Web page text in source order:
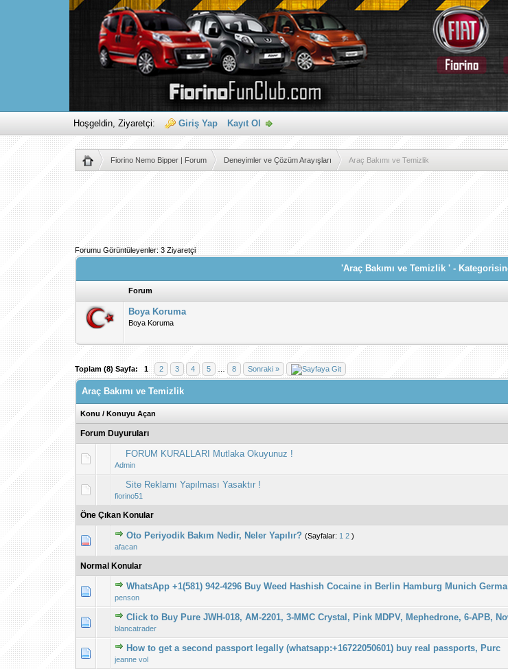
Hoşgeldin, Ziyaretçi: Giriş Yap Kayıt Ol
Fiorino Nemo Bipper | Forum Deneyimler ve Çözüm Arayışları Araç Bakımı ve Temizlik
Forumu Görüntüleyenler: 3 Ziyaretçi
'Araç Bakımı ve Temizlik ' -
Forum
Boya Koruma
Boya Koruma
Toplam (8) Sayfa: 1 2 3 4 5 … 8 Sonraki »
Araç Bakımı ve Temizlik
Konu /Konuyu Açan
Forum Duyuruları
FORUM KURALLARI Mutlaka Okuyunuz !
Admin
Site Reklamı Yapılması Yasaktır !
fiorino51
Öne Çıkan Konular
Oto Periyodik Bakım Nedir, Neler Yapılır? (Sayfalar: 1 2 )
afacan
Derecelendirme: 0/5 - 0 oy
12345
Normal Konular
WhatsApp +1(581) 942-4296 Buy Weed Hashish Cocaine in Berlin Hamburg Munich
penson
Derecelendirme: 0/5 - 0 oy
12345
Click to Buy Pure JWH-018, AM-2201, 3-MMC Crystal, Pink MDPV, Mephedrone, 6-APB,
blancatrader
Derecelendirme: 0/5 - 0 oy
123 45
How to get a second passport legally (whatsapp:+16722050601) buy real passports, Purc
jeanne vol
Derecelendirme: 0/5 - 0 oy
12345